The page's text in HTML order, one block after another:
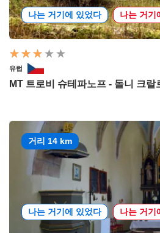
나는 거기에 있었다 나는 거기
유럽
MT 트로비 슈테파노프 - 돌니 크랄
거리 14 km
나는 거기에 있었다 나는 거기